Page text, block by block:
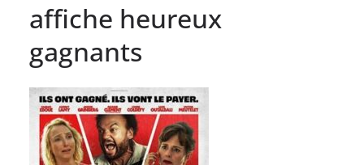
affiche heureux
gagnants